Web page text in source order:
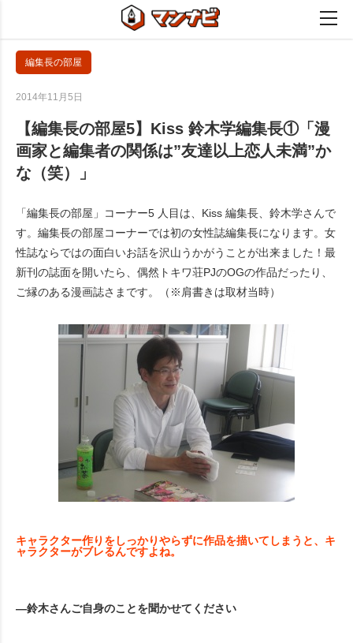
編集長の部屋
2014年11月5日
【編集長の部屋5】Kiss 鈴木学編集長①「漫
画家と編集者の関係は”友達以上恋人未満”か
な（笑）」
「編集長の部屋」コーナー5 人目は、Kiss 編集長、鈴木学さんで
す。編集長の部屋コーナーでは初の女性誌編集長になります。女
性誌ならではの面白いお話を沢山うかがうことが出来ました！最
新刊の誌面を開いたら、偶然トキワ荘PJのOGの作品だったり、
ご縁のある漫画誌さまです。（※肩書きは取材当時）
キャラクター作りをしっかりやらずに作品を描いてしまうと、キ
ャラクターがブレるんですよね。
―鈴木さんご自身のことを聞かせてください